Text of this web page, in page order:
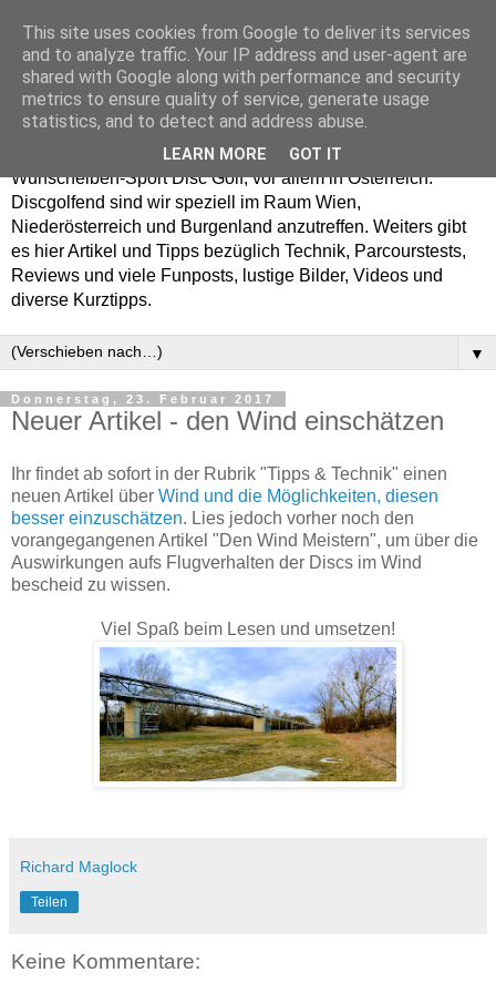
Enjoy Disc Golf and let
your Putterfly
Auf putterfly.at dreht sich alles um den Frisbee- bzw.
Wurfscheiben-Sport Disc Golf, vor allem in Österreich.
Discgolfend sind wir speziell im Raum Wien,
Niederösterreich und Burgenland anzutreffen. Weiters gibt
es hier Artikel und Tipps bezüglich Technik, Parcourstests,
Reviews und viele Funposts, lustige Bilder, Videos und
diverse Kurztipps.
▼
Donnerstag, 23. Februar 2017
Neuer Artikel - den Wind einschätzen
Ihr findet ab sofort in der Rubrik "Tipps & Technik" einen
neuen Artikel über Wind und die Möglichkeiten, diesen
besser einzuschätzen. Lies jedoch vorher noch den
vorangegangenen Artikel "Den Wind Meistern", um über die
Auswirkungen aufs Flugverhalten der Discs im Wind
bescheid zu wissen.
Viel Spaß beim Lesen und umsetzen!
Richard Maglock
Teilen
Keine Kommentare:
This site uses cookies from Google to deliver its services
and to analyze traffic. Your IP address and user-agent are
shared with Google along with performance and security
metrics to ensure quality of service, generate usage
statistics, and to detect and address abuse.
LEARN MORE GOT IT